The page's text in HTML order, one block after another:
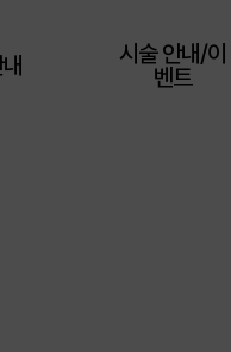
시술 안내/이
벤트